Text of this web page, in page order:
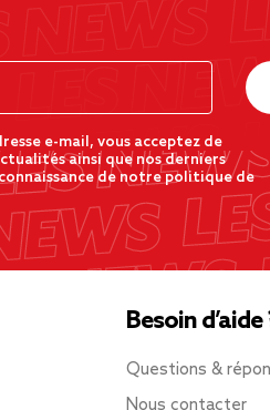
e-mail, vous acceptez de
ainsi que nos derniers
de notre politique de
Besoin d’aide
Questions &
Nous contacter